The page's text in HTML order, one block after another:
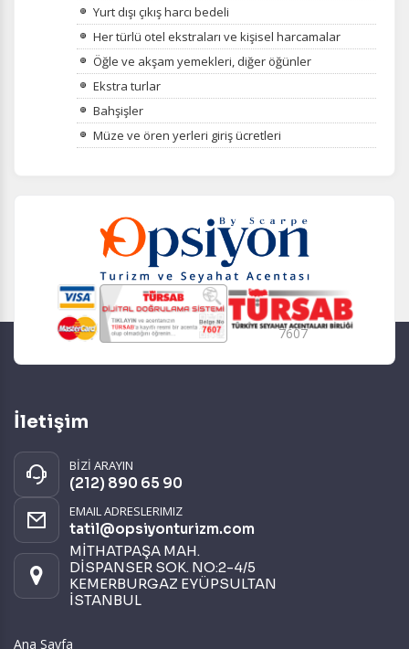
Yurt dışı çıkış harcı bedeli
Her türlü otel ekstraları ve kişisel harcamalar
Öğle ve akşam yemekleri, diğer öğünler
Ekstra turlar
Bahşişler
Müze ve ören yerleri giriş ücretleri
7607
İletişim
BİZİ ARAYIN
(212) 890 65 90
EMAIL ADRESLERIMIZ
tatil@opsiyonturizm.com
MİTHATPAŞA MAH.
DİSPANSER SOK. NO:2-4/5
KEMERBURGAZ EYÜPSULTAN
İSTANBUL
Ana Sayfa